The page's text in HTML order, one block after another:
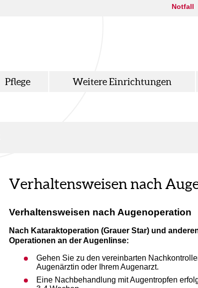
Notfall
Pflege Weitere Einrichtungen
Verhaltensweisen nach
Verhaltensweisen nach Augenoperation
Nach Kataraktoperation (Grauer Star) und
Operationen an der Augenlinse:
Gehen Sie zu den vereinbarten
Augenärztin oder Ihrem Augenarzt.
Eine Nachbehandlung mit Augentropfen